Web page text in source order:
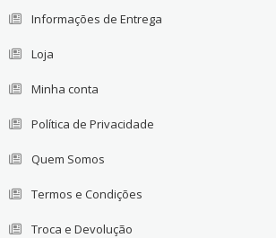
Informações de Entrega
Loja
Minha conta
Política de Privacidade
Quem Somos
Termos e Condições
Troca e Devolução